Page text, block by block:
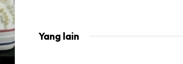
Yang lain